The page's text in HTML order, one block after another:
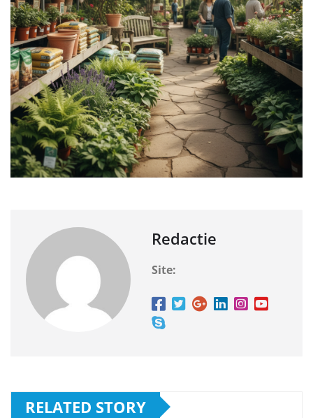
Redactie
Site:
RELATED STORY